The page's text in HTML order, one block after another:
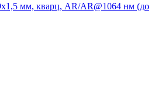
мм, кварц, AR/AR@1064 нм (до